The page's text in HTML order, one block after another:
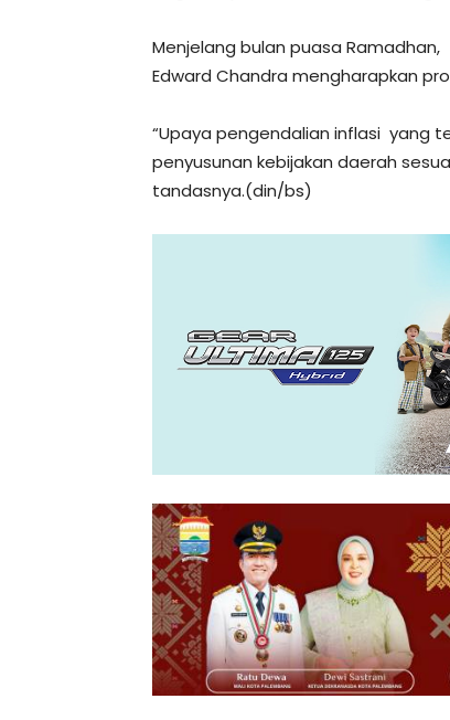
Menjelang bulan puasa Ramadhan,
Edward Chandra mengharapkan
“Upaya pengendalian inflasi yang
penyusunan kebijakan daerah
tandasnya.(din/bs)